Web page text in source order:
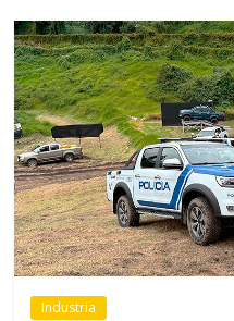
Industria